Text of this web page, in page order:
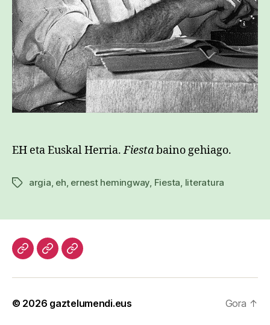
EH eta Euskal Herria.Fiestabaino gehiago.
Etiketak
argia eh ernest hemingway Fiesta literatura
HasieraKazetari
Patxi
© 2026 gaztelumendi.eus Gora ↑